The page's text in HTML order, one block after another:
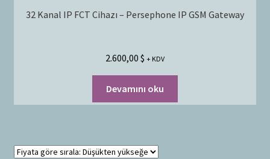
32 Kanal IP FCT Cihazı – Persephone IP GSM Gateway
2.600,00 $ + KDV
Devamını oku